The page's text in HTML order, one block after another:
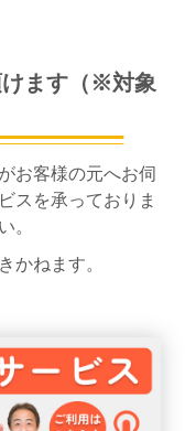
ます（※対象
お客様の元へお伺
スを承っておりま
。
かねます。